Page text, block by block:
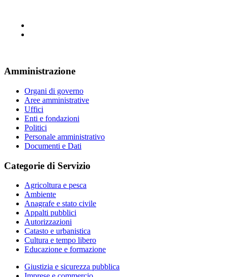
Amministrazione
Organi di governo
Aree amministrative
Uffici
Enti e fondazioni
Politici
Personale amministrativo
Documenti e Dati
Categorie di Servizio
Agricoltura e pesca
Ambiente
Anagrafe e stato civile
Appalti pubblici
Autorizzazioni
Catasto e urbanistica
Cultura e tempo libero
Educazione e formazione
Giustizia e sicurezza pubblica